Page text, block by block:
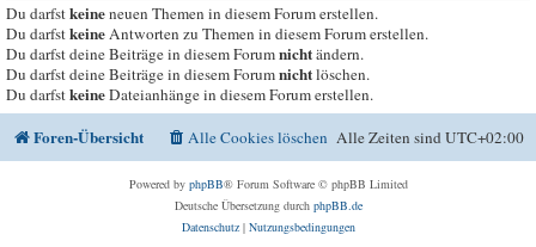
Du darfstkeineneuen Themen in diesem Forum erstellen.
Du darfstkeineAntworten zu Themen in diesem Forum erstellen.
Du darfst deine Beiträge in diesem Forumnichtändern.
Du darfst deine Beiträge in diesem Forumnichtlöschen.
Du darfstkeineDateianhänge in diesem Forum erstellen.
Foren-Übersicht Alle Zeiten sindUTC+02:00
Alle Cookies löschen
Powered by phpBB® Forum Software © phpBB Limited
Deutsche Übersetzung durch phpBB.de
Datenschutz| Nutzungsbedingungen